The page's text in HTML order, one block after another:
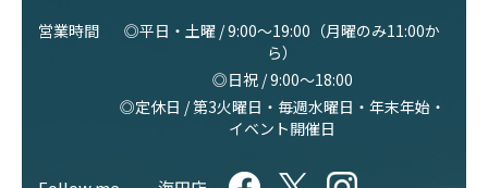
営業時間
◎平日・土曜 / 9:00〜19:00（月曜のみ11:00か
ら）
◎日祝 / 9:00〜18:00
◎定休日 / 第3火曜日・毎週水曜日・年末年始・
イベント開催日